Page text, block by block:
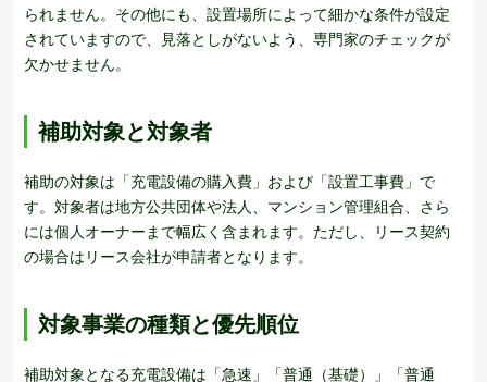
られません。その他にも、設置場所によって細かな条件が設定
されていますので、見落としがないよう、専門家のチェックが
欠かせません。
補助対象と対象者
補助の対象は「充電設備の購入費」および「設置工事費」で
す。対象者は地方公共団体や法人、マンション管理組合、さら
には個人オーナーまで幅広く含まれます。ただし、リース契約
の場合はリース会社が申請者となります。
対象事業の種類と優先順位
補助対象となる充電設備は「急速」「普通（基礎）」「普通